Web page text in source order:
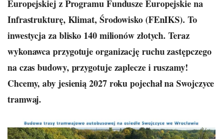
Europejskiej z Programu Fundusze Europejskie na
Infrastrukturę, Klimat, Środowisko (FEnIKS). To
inwestycja za blisko 140 milionów złotych. Teraz
wykonawca przygotuje organizację ruchu zastępczego
na czas budowy, przygotuje zaplecze i ruszamy!
Chcemy, aby jesienią 2027 roku pojechał na Swojczyce
tramwaj.